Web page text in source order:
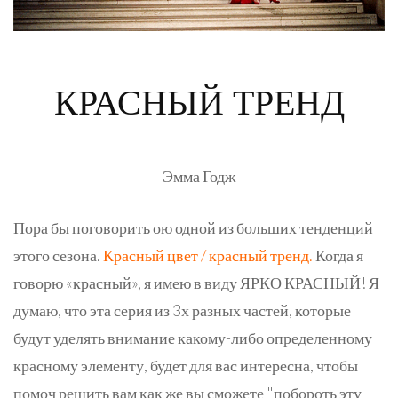
КРАСНЫЙ ТРЕНД
Эмма Годж
Пора бы поговорить ою одной из больших тенденций
этого сезона.Красный цвет / красный тренд.Когда я
говорю «красный», я имею в виду ЯРКО КРАСНЫЙ! Я
думаю, что эта серия из 3х разных частей, которые
будут уделять внимание какому-либо определенному
красному элементу, будет для вас интересна, чтобы
помоч решить вам как же вы сможете "побороть эту